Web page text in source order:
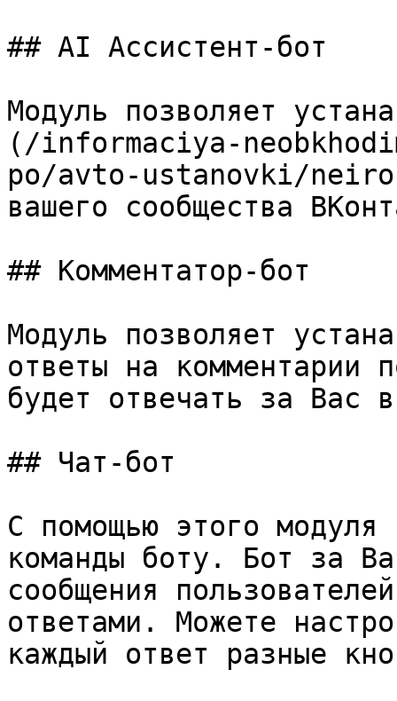
## AI Ассистент-бот
Модуль позволяет
(/informaciya-
po/avto-ustanovki/
вашего сообщества
## Комментатор-бот
Модуль позволяет
ответы на комментарии
будет отвечать за Вас
## Чат-бот
С помощью этого модуля
команды боту. Бот за
сообщения
ответами. Можете
каждый ответ разные